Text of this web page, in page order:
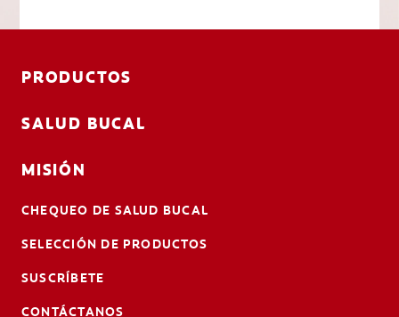
PRODUCTOS
SALUD BUCAL
MISIÓN
CHEQUEO DE SALUD BUCAL
SELECCIÓN DE PRODUCTOS
SUSCRÍBETE
CONTÁCTANOS